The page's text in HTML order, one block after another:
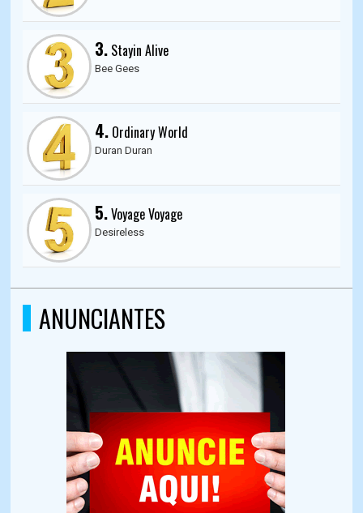
3. Stayin Alive
Bee Gees
4. Ordinary World
Duran Duran
5.Voyage Voyage
Desireless
ANUNCIANTES